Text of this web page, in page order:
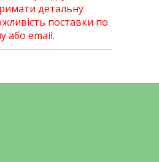
детальну
поставки по
або email.